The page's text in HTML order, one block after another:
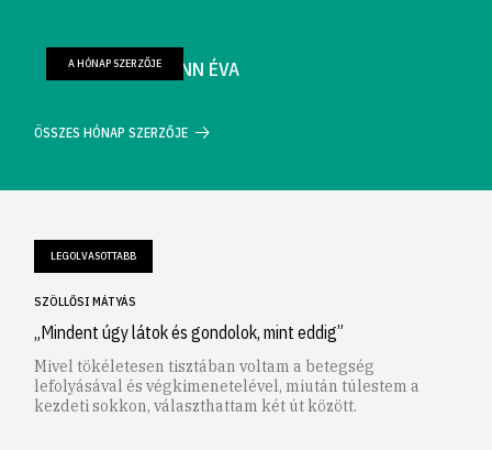
FARKAS WELLMANN ÉVA
A HÓNAP SZERZŐJE
ÖSSZES HÓNAP SZERZŐJE
LEGOLVASOTTABB
SZÖLLŐSI MÁTYÁS
„Mindent úgy látok és gondolok, mint eddig”
Mivel tökéletesen tisztában voltam a betegség
lefolyásával és végkimenetelével, miután túlestem a
kezdeti sokkon, választhattam két út között.